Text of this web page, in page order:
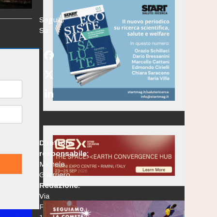
Seguici
Su:
Facebook
Twitter
(deprecated)
LinkedIn
Direttore
responsabile:
Michele
Guerriero
Redazione:
Via
Po,